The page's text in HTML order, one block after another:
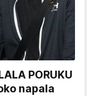
PORUKU
napala